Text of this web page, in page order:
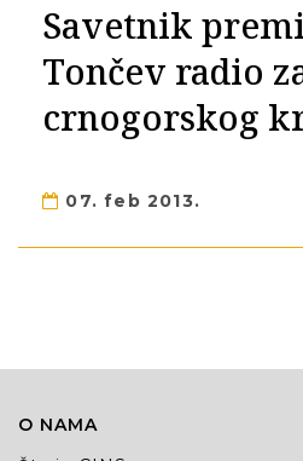
Savetnik
Tončev radio
crnogorskog
07. feb 2013.
O NAMA